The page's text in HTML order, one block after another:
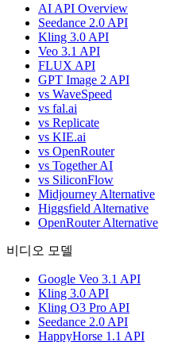
AI API Overview
Seedance 2.0 API
Kling 3.0 API
Veo 3.1 API
FLUX API
GPT Image 2 API
vs WaveSpeed
vs fal.ai
vs Replicate
vs KIE.ai
vs OpenRouter
vs Together AI
vs SiliconFlow
Midjourney Alternative
Higgsfield Alternative
OpenRouter Alternative
비디오 모델
Google Veo 3.1 API
Kling 3.0 API
Kling O3 Pro API
Seedance 2.0 API
HappyHorse 1.1 API